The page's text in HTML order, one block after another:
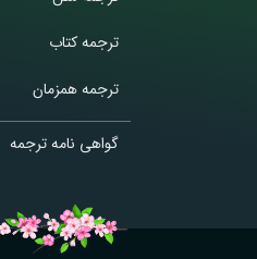
ترجمه کتاب
ترجمه همزمان
گواهی نامه ترجمه